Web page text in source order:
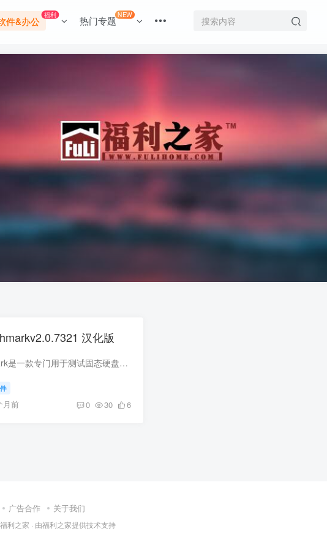
件&办公
福利 热门专题NEW
汉化版
AS SSD Benchmark是一款专门用于测试固态硬盘（SSD）传输速度的实用工具。这款软件以其用户友好的操作界面而受到用户青睐，只需下载并解压，即可直接运行使用。AS SSD Benchmark具备强大的功能...
月前 0 30 6
广告合作 关于我们
福利之家 · 由福利之家提供技术支持